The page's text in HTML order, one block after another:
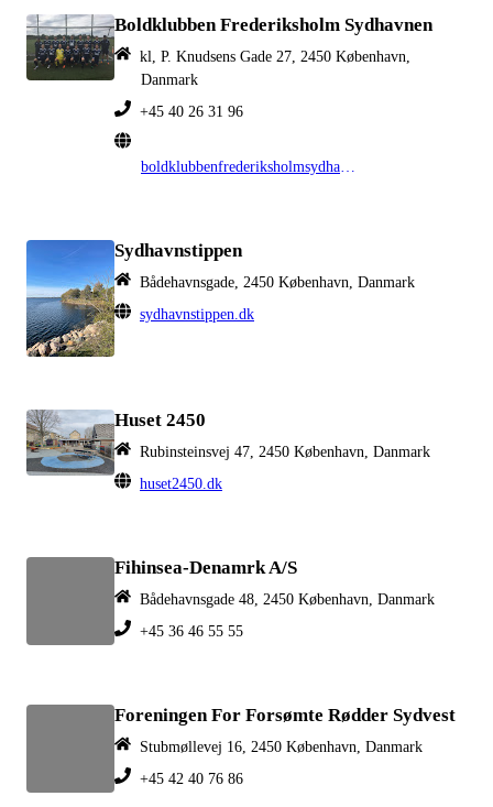
Boldklubben Frederiksholm Sydhavnen
kl, P. Knudsens Gade 27, 2450 København,
Danmark
+45 40 26 31 96
boldklubbenfrederiksholmsydhavnen.dk
Sydhavnstippen
Bådehavnsgade, 2450 København, Danmark
sydhavnstippen.dk
Huset 2450
Rubinsteinsvej 47, 2450 København, Danmark
huset2450.dk
Fihinsea-Denamrk A/S
Bådehavnsgade 48, 2450 København, Danmark
+45 36 46 55 55
Foreningen For Forsømte Rødder Sydvest
Stubmøllevej 16, 2450 København, Danmark
+45 42 40 76 86